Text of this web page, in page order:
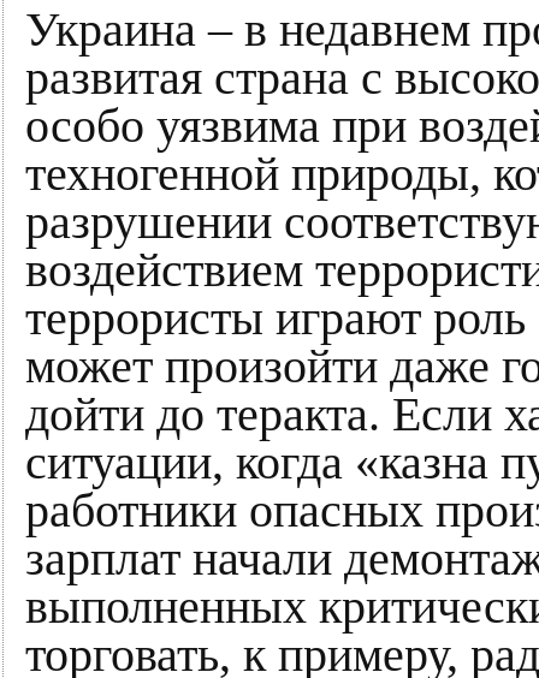
Украина – в недавнем
развитая страна с
особо уязвима при
техногенной природы,
разрушении
воздействием
террористы играют
может произойти даже
дойти до теракта. Если
ситуации, когда «казна
работники опасных
зарплат начали
выполненных
торговать, к примеру,